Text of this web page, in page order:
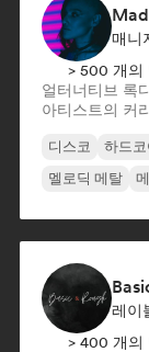
매니
> 500 개의
얼터너티브 록
아티스트의 커
디스코 하드코
멜로딕 메탈
레이
> 400 개의